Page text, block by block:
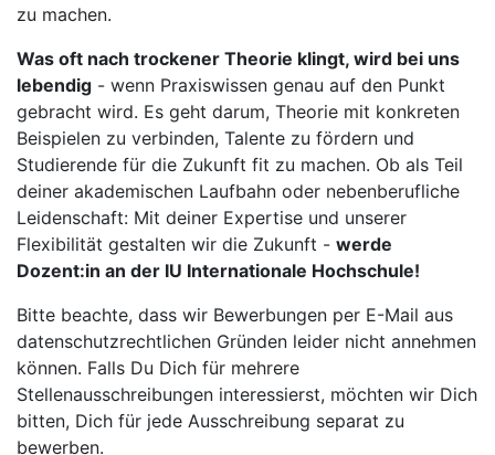
zu machen.
Was oft nach trockener Theorie klingt, wird bei uns
lebendig - wenn Praxiswissen genau auf den Punkt
gebracht wird. Es geht darum, Theorie mit konkreten
Beispielen zu verbinden, Talente zu fördern und
Studierende für die Zukunft fit zu machen. Ob als Teil
deiner akademischen Laufbahn oder nebenberufliche
Leidenschaft: Mit deiner Expertise und unserer
Flexibilität gestalten wir die Zukunft - werde
Dozent:in an der IU Internationale Hochschule!
Bitte beachte, dass wir Bewerbungen per E-Mail aus
datenschutzrechtlichen Gründen leider nicht annehmen
können. Falls Du Dich für mehrere
Stellenausschreibungen interessierst, möchten wir Dich
bitten, Dich für jede Ausschreibung separat zu
bewerben.